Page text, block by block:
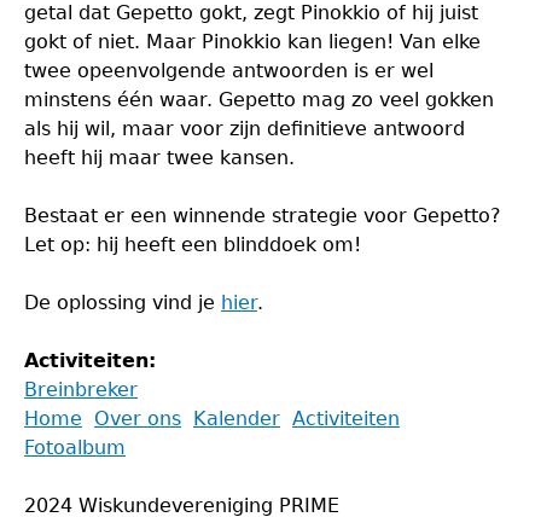
getal dat Gepetto gokt, zegt Pinokkio of hij juist
gokt of niet. Maar Pinokkio kan liegen! Van elke
twee opeenvolgende antwoorden is er wel
minstens één waar. Gepetto mag zo veel gokken
als hij wil, maar voor zijn definitieve antwoord
heeft hij maar twee kansen.
Bestaat er een winnende strategie voor Gepetto?
Let op: hij heeft een blinddoek om!
De oplossing vind je hier.
Activiteiten:
Breinbreker
Back
to
Main
menu
Home Over ons Kalender Activiteiten
Fotoalbum
2024 Wiskundevereniging PRIME